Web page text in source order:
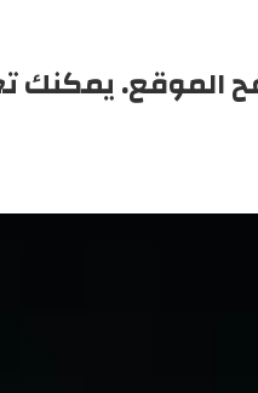
الموقع. يمكنك